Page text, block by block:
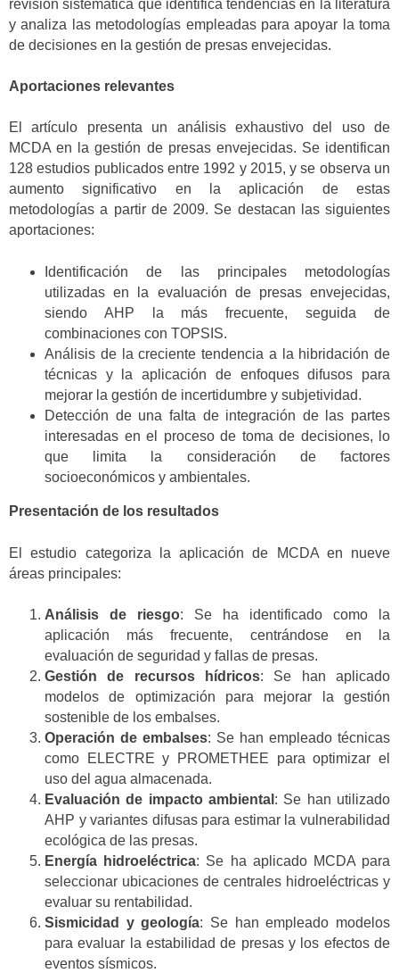
revisión sistemática que identifica tendencias en la literatura
y analiza las metodologías empleadas para apoyar la toma
de decisiones en la gestión de presas envejecidas.
Aportaciones relevantes
El artículo presenta un análisis exhaustivo del uso de
MCDA en la gestión de presas envejecidas. Se identifican
128 estudios publicados entre 1992 y 2015, y se observa un
aumento significativo en la aplicación de estas
metodologías a partir de 2009. Se destacan las siguientes
aportaciones:
Identificación de las principales metodologías
utilizadas en la evaluación de presas envejecidas,
siendo AHP la más frecuente, seguida de
combinaciones con TOPSIS.
Análisis de la creciente tendencia a la hibridación de
técnicas y la aplicación de enfoques difusos para
mejorar la gestión de incertidumbre y subjetividad.
Detección de una falta de integración de las partes
interesadas en el proceso de toma de decisiones, lo
que limita la consideración de factores
socioeconómicos y ambientales.
Presentación de los resultados
El estudio categoriza la aplicación de MCDA en nueve
áreas principales:
Análisis de riesgo: Se ha identificado como la
aplicación más frecuente, centrándose en la
evaluación de seguridad y fallas de presas.
Gestión de recursos hídricos: Se han aplicado
modelos de optimización para mejorar la gestión
sostenible de los embalses.
Operación de embalses: Se han empleado técnicas
como ELECTRE y PROMETHEE para optimizar el
uso del agua almacenada.
Evaluación de impacto ambiental : Se han utilizado
AHP y variantes difusas para estimar la vulnerabilidad
ecológica de las presas.
Energía hidroeléctrica: Se ha aplicado MCDA para
seleccionar ubicaciones de centrales hidroeléctricas y
evaluar su rentabilidad.
Sismicidad y geología: Se han empleado modelos
para evaluar la estabilidad de presas y los efectos de
eventos sísmicos.